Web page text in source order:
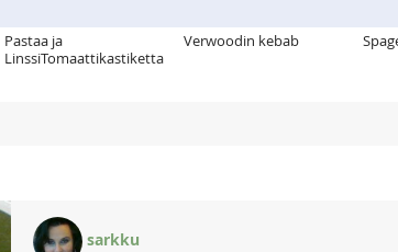
Pastaa ja
LinssiTomaattikastiketta
Verwoodin kebab
sarkku